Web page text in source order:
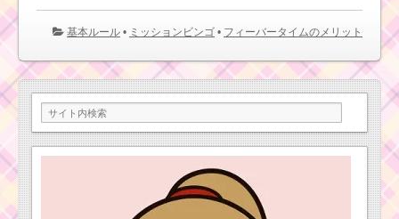
基本ルール • ミッションビンゴ • フィーバータイムのメリット